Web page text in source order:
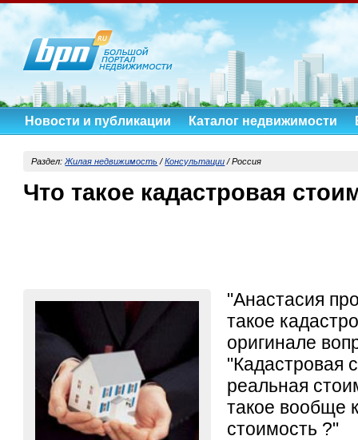
Новости и публикации Каталог недвижимости
Раздел:Жилая недвижимость /Консультации / Россия
Что такое кадастровая
"Анастасия
такое
оригинале
"Кадастровая
реальная
такое вообще
стоимость ?"